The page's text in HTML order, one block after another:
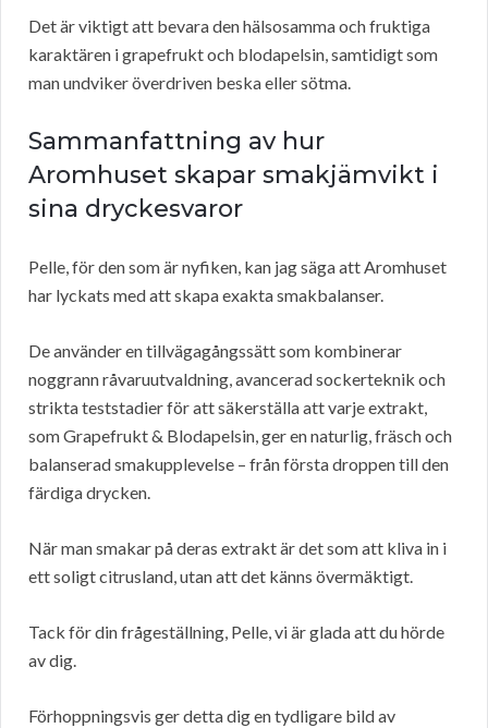
Det är viktigt att bevara den hälsosamma och fruktiga
karaktären i grapefrukt och blodapelsin, samtidigt som
man undviker överdriven beska eller sötma.
Sammanfattning av hur
Aromhuset skapar smakjämvikt i
sina dryckesvaror
Pelle, för den som är nyfiken, kan jag säga att Aromhuset
har lyckats med att skapa exakta smakbalanser.
De använder en tillvägagångssätt som kombinerar
noggrann råvaruutvaldning, avancerad sockerteknik och
strikta teststadier för att säkerställa att varje extrakt,
som Grapefrukt & Blodapelsin, ger en naturlig, fräsch och
balanserad smakupplevelse – från första droppen till den
färdiga drycken.
När man smakar på deras extrakt är det som att kliva in i
ett soligt citrusland, utan att det känns övermäktigt.
Tack för din frågeställning, Pelle, vi är glada att du hörde
av dig.
Förhoppningsvis ger detta dig en tydligare bild av